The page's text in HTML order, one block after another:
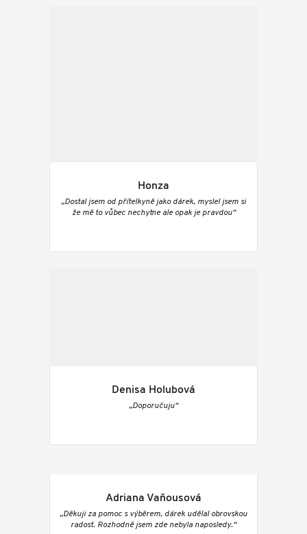
Honza
„Dostal jsem od přítelkyně jako dárek, myslel jsem si
že mě to vůbec nechytne ale opak je pravdou“
Denisa Holubová
„Doporučuju“
Adriana Vaňousová
„Děkuji za pomoc s výběrem, dárek udělal obrovskou
radost. Rozhodně jsem zde nebyla naposledy.“